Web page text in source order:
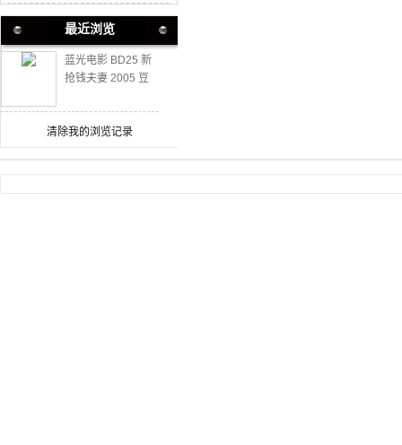
最近浏览
蓝光电影 BD25 新
抢钱夫妻 2005 豆
清除我的浏览记录